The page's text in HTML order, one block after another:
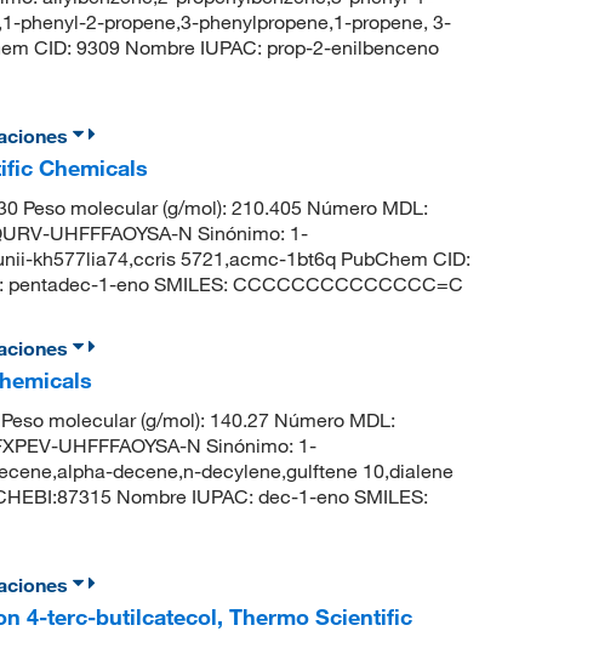
phenyl-2-propene,3-phenylpropene,1-propene, 3-
CID: 9309 Nombre IUPAC: prop-2-enilbenceno
Chemicals
Peso molecular (g/mol): 210.405 Número MDL:
UHFFFAOYSA-N Sinónimo: 1-
kh577lia74,ccris 5721,acmc-1bt6q PubChem CID:
pentadec-1-eno SMILES: CCCCCCCCCCCCCC=C
molecular (g/mol): 140.27 Número MDL:
UHFFFAOYSA-N Sinónimo: 1-
decene,n-decylene,gulftene 10,dialene
Nombre IUPAC: dec-1-eno SMILES:
4-terc-butilcatecol, Thermo Scientific